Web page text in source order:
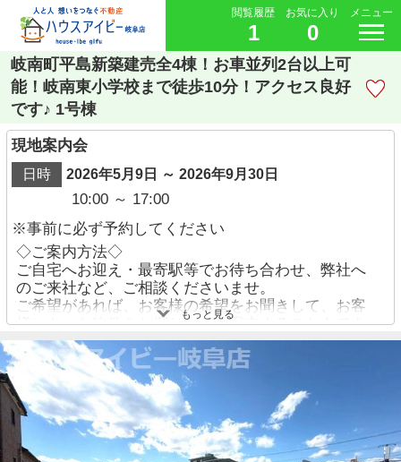
閲覧履歴
1
お気に入り
0
メニュー
岐南町平島新築建売全4棟！お車並列2台以上可
能！岐南東小学校まで徒歩10分！アクセス良好
です♪ 1号棟
現地案内会
日時 2026年5月9日 ～ 2026年9月30日
10:00 ～ 17:00
※事前に必ず予約してください
◇ご案内方法◇
ご自宅へお迎え・最寄駅等でお待ち合わせ、弊社へ
のご来社など、ご相談くださいませ。
ご希望があれば、お客様の希望をお聞きして、お客
様にあった物件をお探ししてご案内することもでき
ます。
ご予約方法
・お電話でのお問い合わせ→【058-338-9110】
・【物件資料請求ボタン】より、備考欄にご希望日
時を記載ください。
・当店の店舗ページより【ハウスアイビー岐阜店の
もっと見る